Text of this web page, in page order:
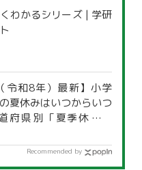
わかるシリーズ | 学研
令和8年）最新】小学
夏休みはいつからいつ
府県別「夏季休暇一
Recommended by